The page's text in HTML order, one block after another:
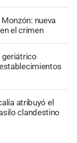
nueva
el crimen
geriátrico
atribuyó el
clandestino